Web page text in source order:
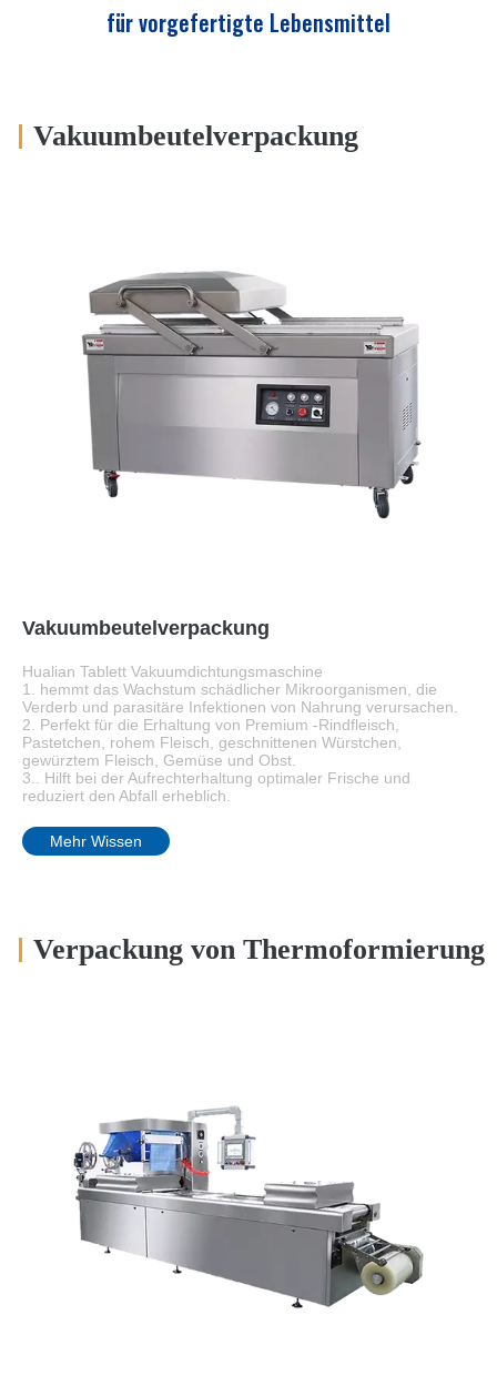
für vorgefertigte Lebensmittel
Vakuumbeutelverpackung
Vakuumbeutelverpackung
Hualian Tablett Vakuumdichtungsmaschine
1. hemmt das Wachstum schädlicher Mikroorganismen, die
Verderb und parasitäre Infektionen von Nahrung verursachen.
2. Perfekt für die Erhaltung von Premium -Rindfleisch,
Pastetchen, rohem Fleisch, geschnittenen Würstchen,
gewürztem Fleisch, Gemüse und Obst.
3.. Hilft bei der Aufrechterhaltung optimaler Frische und
reduziert den Abfall erheblich.
Mehr Wissen
Verpackung von Thermoformierung